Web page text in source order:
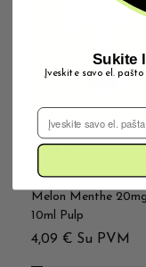
20MG E-SKYSČIAI
Melon Menthe 20mg
10ml Pulp
4,09 € Su PVM
Sukite
Įveskite savo el.
El. Pašto adresas